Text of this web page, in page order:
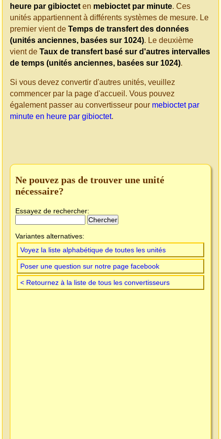
heure par gibioctet en mebioctet par minute. Ces
unités appartiennent à différents systèmes de mesure. Le
premier vient de Temps de transfert des données
(unités anciennes, basées sur 1024). Le deuxième
vient de Taux de transfert basé sur d'autres intervalles
de temps (unités anciennes, basées sur 1024).
Si vous devez convertir d'autres unités, veuillez
commencer par la page d'accueil. Vous pouvez
également passer au convertisseur pour mebioctet par
minute en heure par gibioctet.
Ne pouvez pas de trouver une unité
nécessaire?
Essayez de rechercher:
Variantes alternatives:
Voyez la liste alphabétique de toutes les unités
Poser une question sur notre page facebook
< Retournez à la liste de tous les convertisseurs